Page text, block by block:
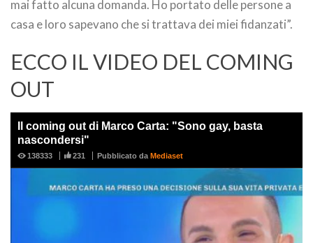
mai fatto alcuna domanda. Ho portato delle persone a
casa e loro sapevano che si trattava dei miei fidanzati”.
ECCO IL VIDEO DEL COMING
OUT